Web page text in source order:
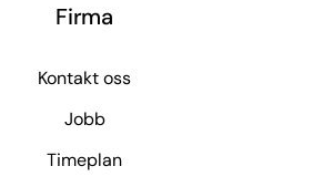
Firma
Kontakt oss
Jobb
Timeplan